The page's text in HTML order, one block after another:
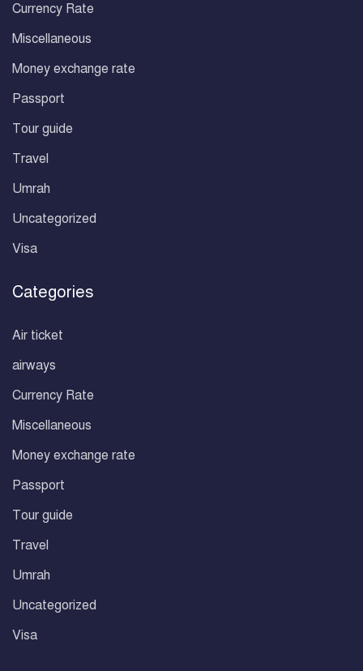
Currency Rate
Miscellaneous
Money exchange rate
Passport
Tour guide
Travel
Umrah
Uncategorized
Visa
Categories
Air ticket
airways
Currency Rate
Miscellaneous
Money exchange rate
Passport
Tour guide
Travel
Umrah
Uncategorized
Visa